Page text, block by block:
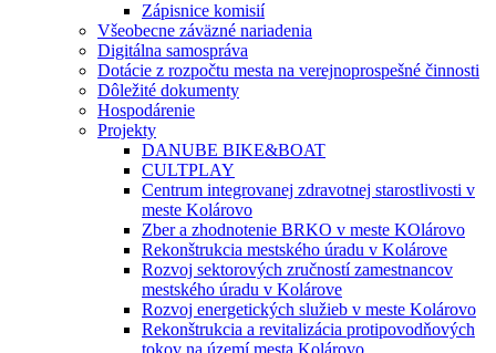
Zápisnice komisií
Všeobecne záväzné nariadenia
Digitálna samospráva
Dotácie z rozpočtu mesta na verejnoprospešné činnosti
Dôležité dokumenty
Hospodárenie
Projekty
DANUBE BIKE&BOAT
CULTPLAY
Centrum integrovanej zdravotnej starostlivosti v
meste Kolárovo
Zber a zhodnotenie BRKO v meste KOlárovo
Rekonštrukcia mestského úradu v Kolárove
Rozvoj sektorových zručností zamestnancov
mestského úradu v Kolárove
Rozvoj energetických služieb v meste Kolárovo
Rekonštrukcia a revitalizácia protipovodňových
tokov na území mesta Kolárovo